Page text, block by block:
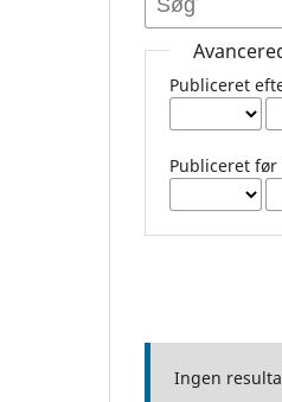
Publiceret
Publiceret før
Ingen